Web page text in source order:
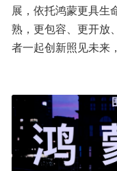
展，依托鸿蒙更具生
熟，更包容、更开放
者一起创新照见未来